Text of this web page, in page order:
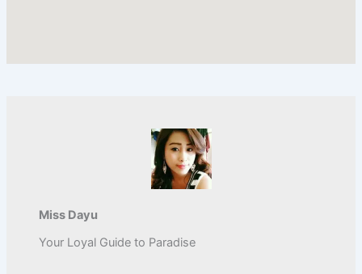
Miss Dayu
Your Loyal Guide to Paradise